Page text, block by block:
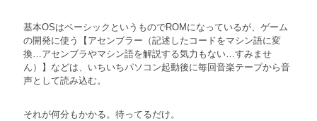
基本OSはベーシックというものでROMになっているが、ゲーム
の開発に使う【アセンブラー（記述したコードをマシン語に変
換…アセンブラやマシン語を解説する気力もない…すみませ
ん）】などは、いちいちパソコン起動後に毎回音楽テープから音
声として読み込む。
それが何分もかかる。待ってるだけ。